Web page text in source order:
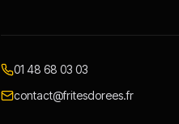
01 48 68 03 03
contact@fritesdorees.fr